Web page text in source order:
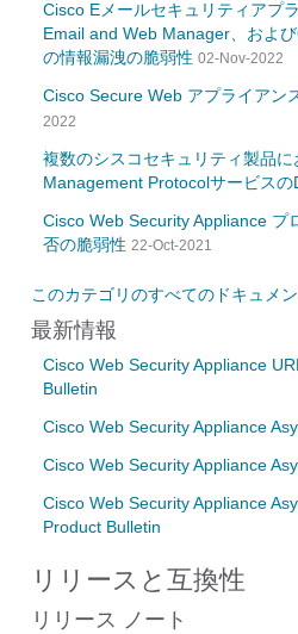
Cisco Eメールセキュリティアプ
Email and Web Manager、およ
の情報漏洩の脆弱性 02-Nov-2022
Cisco Secure Web アプライアン
2022
複数のシスコセキュリティ製品
Management Protocolサービスの
Cisco Web Security Appliance プ
否の脆弱性 22-Oct-2021
このカテゴリのすべてのドキュメ
最新情報
Cisco Web Security Appliance
Bulletin
Cisco Web Security Appliance
Cisco Web Security Appliance
Cisco Web Security Appliance
Product Bulletin
リリースと互換性
リリース ノート